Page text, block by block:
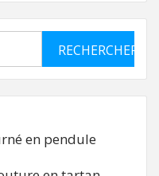
en pendule